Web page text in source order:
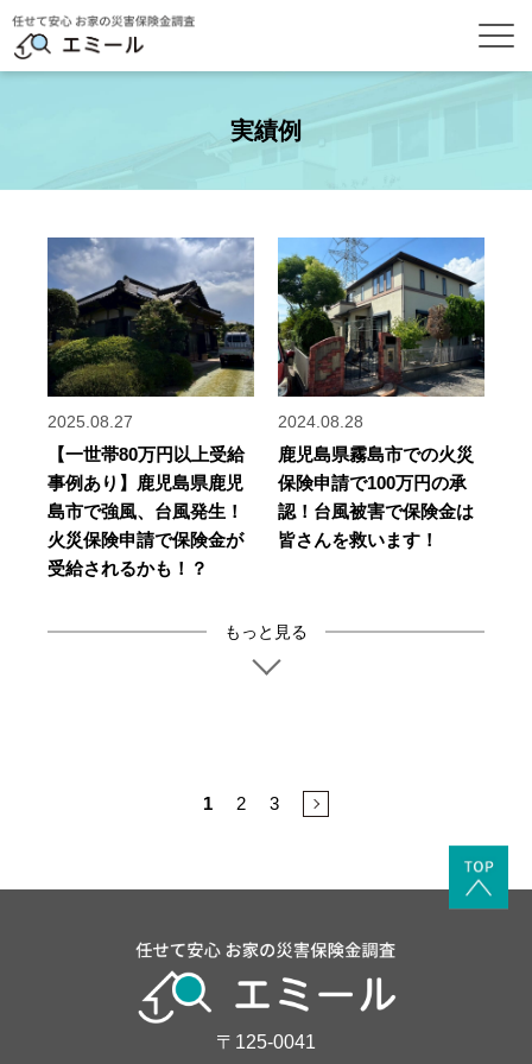
実績例
2025.08.27
【一世帯80万円以上受給
事例あり】鹿児島県鹿児
島市で強風、台風発生！
火災保険申請で保険金が
受給されるかも！？
2024.08.28
鹿児島県霧島市での火災
保険申請で100万円の承
認！台風被害で保険金は
皆さんを救います！
もっと見る
1 2 3 →
〒125-0041